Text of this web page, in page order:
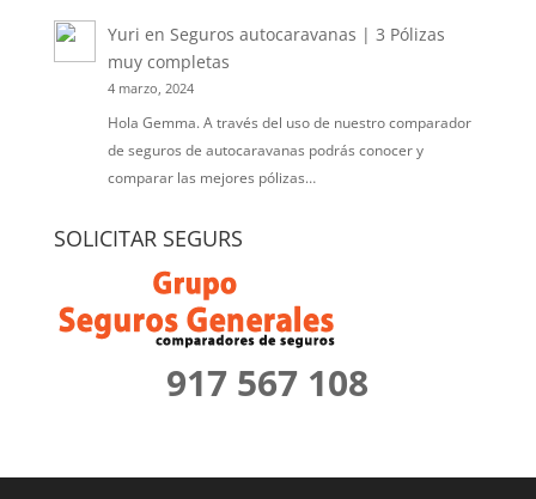
Yuri enSeguros autocaravanas | 3 Pólizas
muy completas
4 marzo, 2024
Hola Gemma. A través del uso de nuestro comparador
de seguros de autocaravanas podrás conocer y
comparar las mejores pólizas…
SOLICITAR SEGURS
917 567 108